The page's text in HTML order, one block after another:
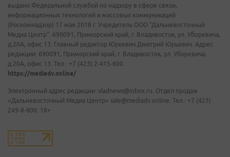
выдано Федеральной службой по надзору в сфере связи,
информационных технологий и массовых коммуникаций
(Роскомнадзор) 17 мая 2018 г. Учредитель ООО "Дальневосточный
Медиа Центр". 690091, Приморский край, г. Владивосток, ул. Уборевича,
д.20А, офис 13. Главный редактор Юркевич Дмитрий Юрьевич. Адрес
редакции: 690091, Приморский край, г. Владивосток, ул. Уборевича,
д.20А, офис 13. Тел.: +7 (423) 2-415-600.
https://mediadv.online/
Электронный адрес редакции: vladnews@inbox.ru. Отдел продаж
«Дальневосточный Медиа Центр» sale@mediadv.online. Тел.: +7 (423)
249-8-800. 18+